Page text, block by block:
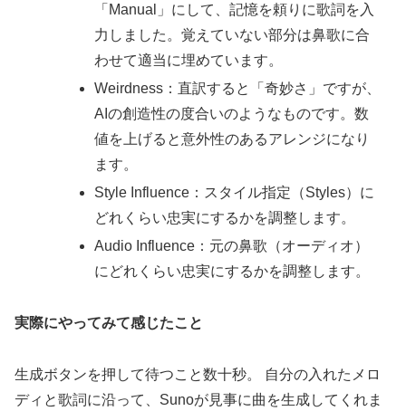
「Manual」にして、記憶を頼りに歌詞を入
力しました。覚えていない部分は鼻歌に合
わせて適当に埋めています。
Weirdness：直訳すると「奇妙さ」ですが、
AIの創造性の度合いのようなものです。数
値を上げると意外性のあるアレンジになり
ます。
Style Influence：スタイル指定（Styles）に
どれくらい忠実にするかを調整します。
Audio Influence：元の鼻歌（オーディオ）
にどれくらい忠実にするかを調整します。
実際にやってみて感じたこと
生成ボタンを押して待つこと数十秒。 自分の入れたメロ
ディと歌詞に沿って、Sunoが見事に曲を生成してくれま